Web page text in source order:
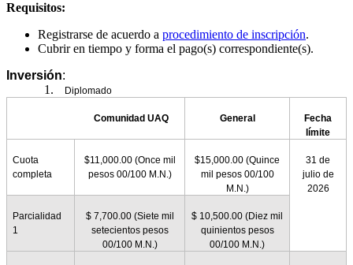
Requisitos:
Registrarse de acuerdo a procedimiento de inscripción.
Cubrir en tiempo y forma el pago(s) correspondiente(s).
Inversión:
1.
Diplomado
Comunidad UAQ General
Fecha
límite
Cuota
completa
$11,000.00 (Once mil
pesos 00/100 M.N.)
$15,000.00 (Quince
mil pesos 00/100
M.N.)
31 de
julio de
2026
Parcialidad
1
$ 7,700.00 (Siete mil
setecientos pesos
00/100 M.N.)
$ 10,500.00 (Diez mil
quinientos pesos
00/100 M.N.)